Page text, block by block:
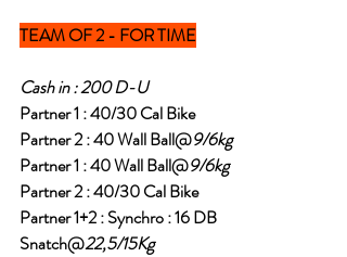
TEAM OF 2 - FOR TIME
Cash in : 200 D-U
Partner 1 : 40/30 Cal Bike
Partner 2 : 40 Wall Ball@9/6kg
Partner 1 : 40 Wall Ball@9/6kg
Partner 2 : 40/30 Cal Bike
Partner 1+2 : Synchro : 16 DB
Snatch@22,5/15Kg